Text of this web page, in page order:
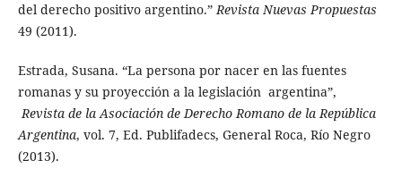
del derecho positivo argentino.”Revista Nuevas Propuestas
49 (2011).
Estrada, Susana. “La persona por nacer en las fuentes
romanas y su proyección a la legislación argentina”,
Revista de la Asociación de Derecho Romano de la República
Argentina, vol. 7, Ed. Publifadecs, General Roca, Río Negro
(2013).